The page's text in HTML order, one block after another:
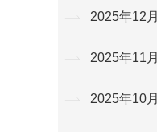
2025年12月
2025年11月
2025年10月